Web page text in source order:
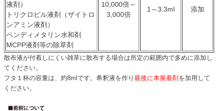
液剤）
トリクロピル液剤（ザイトロ
ンアミン液剤）
ペンディメタリン水和剤
MCPP液剤等の除草剤
10,000倍～
3,000倍
1～3.3ml 添加
散布液が付着しにくい雑草に散布する場合は所定の範囲内で多めに添加し
てください。
フタ１杯の容量は、約8mlです。希釈液を作り 最後に本展着剤 を加用して
ください。